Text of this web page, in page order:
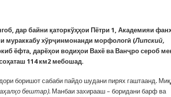
дар байни қаторкўҳҳои Пётри 1, Академияи
мураккабу хўрҷинмонанди морфологӣ (Липский,
ёфта, дарёҳои водиҳои Вахё ва Ванҷро сероб
114 км2 мебошад.
боришот сабаби пайдо шудани пирях гаштаанд.
бештар). Манбаи захирааш – боридани барф ва